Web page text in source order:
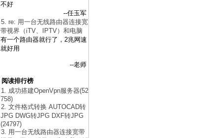
不好
--任玉军
5. re: 用一台无线路由器连接宽
带视界（iTV、IPTV）和电脑
有一个路由器就行了，2兆网速
就好用
--老师
阅读排行榜
1. 成功搭建OpenVpn服务器(52
758)
2. 文件格式转换 AUTOCAD转
JPG DWG转JPG DXF转JPG
(24797)
3. 用一台无线路由器连接宽带